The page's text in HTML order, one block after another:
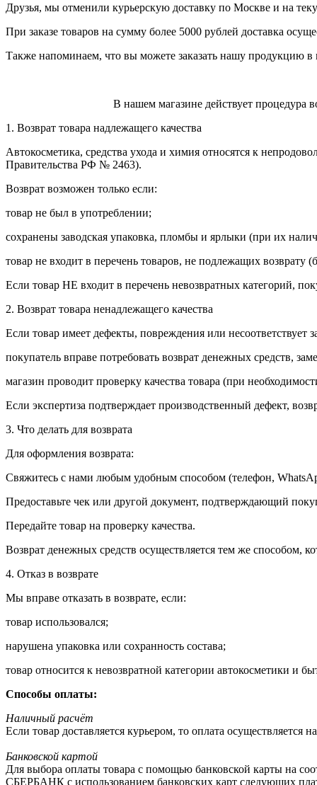
Друзья, мы отменили курьерскую доставку по Москве и на
При заказе товаров на сумму более 5000 рублей доставка
Также напоминаем, что вы можете заказать нашу продукцию
В нашем магазине действует процедура
1. Возврат товара надлежащего качества
Автокосметика, средства ухода и химия относятся к
Правительства РФ № 2463).
Возврат возможен только если:
товар не был в употреблении;
сохранены заводская упаковка, пломбы и ярлыки (при их
товар не входит в перечень товаров, не подлежащих возврату
Если товар НЕ входит в перечень невозвратных категорий,
2. Возврат товара ненадлежащего качества
Если товар имеет дефекты, повреждения или несоответствует
покупатель вправе потребовать возврат денежных средств,
магазин проводит проверку качества товара (при
Если экспертиза подтверждает производственный дефект,
3. Что делать для возврата
Для оформления возврата:
Свяжитесь с нами любым удобным способом (телефон,
Предоставьте чек или другой документ, подтверждающий
Передайте товар на проверку качества.
Возврат денежных средств осуществляется тем же способом,
4. Отказ в возврате
Мы вправе отказать в возврате, если:
товар использовался;
нарушена упаковка или сохранность состава;
товар относится к невозвратной категории автокосметики и
Способы оплаты:
Наличный расчёт
Если товар доставляется курьером, то оплата
Банковской картой
Для выбора оплаты товара с помощью банковской карты на
СБЕРБАНК с использованием банковских карт следующих